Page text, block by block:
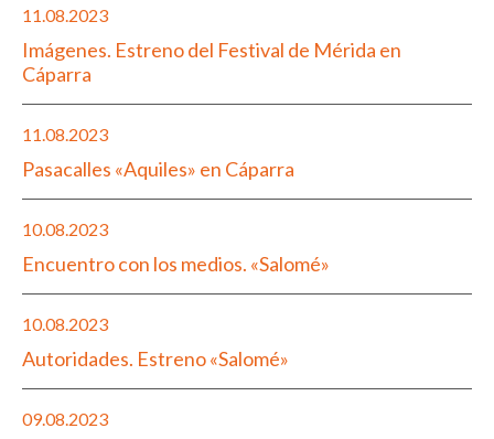
11.08.2023
Imágenes. Estreno del Festival de Mérida en
Cáparra
11.08.2023
Pasacalles «Aquiles» en Cáparra
10.08.2023
Encuentro con los medios. «Salomé»
10.08.2023
Autoridades. Estreno «Salomé»
09.08.2023